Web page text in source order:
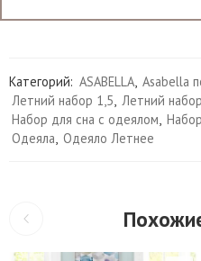
Категорий: ASABELLA, Asabella
Летний набор 1,5, Летний
Набор для сна с одеялом,
Одеяла, Одеяло Летнее